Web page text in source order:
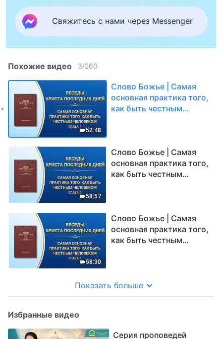
Свяжитесь с нами через Messenger
Похожие видео 3/260
52:48
Слово Божье | Самая
основная практика того,
как быть честным
58:57
Слово Божье | Самая
основная практика того,
как быть честным
58:30
Слово Божье | Самая
основная практика того,
как быть честным
Показать больше
Избранные видео
Серия проповедей